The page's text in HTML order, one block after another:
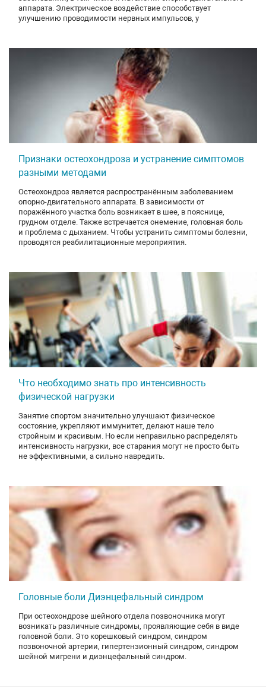
аппарата. Электрическое воздействие способствует
улучшению проводимости нервных импульсов, у
Признаки остеохондроза и устранение симптомов
разными методами
Остеохондроз является распространённым заболеванием
опорно-двигательного аппарата. В зависимости от
поражённого участка боль возникает в шее, в пояснице,
грудном отделе. Также встречается онемение, головная боль
и проблема с дыханием. Чтобы устранить симптомы болезни,
проводятся реабилитационные мероприятия.
Что необходимо знать про интенсивность
физической нагрузки
Занятие спортом значительно улучшают физическое
состояние, укрепляют иммунитет, делают наше тело
стройным и красивым. Но если неправильно распределять
интенсивность нагрузки, все старания могут не просто быть
не эффективными, а сильно навредить.
Головные боли Диэнцефальный синдром
При остеохондрозе шейного отдела позвоночника могут
возникать различные синдромы, проявляющие себя в виде
головной боли. Это корешковый синдром, синдром
позвоночной артерии, гипертензионный синдром, синдром
шейной мигрени и диэнцефальный синдром.